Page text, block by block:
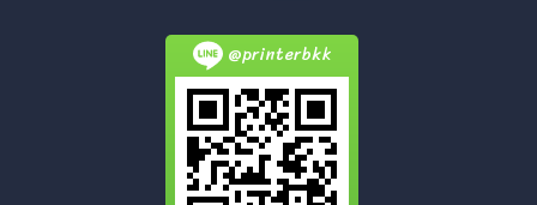
@printerbkk